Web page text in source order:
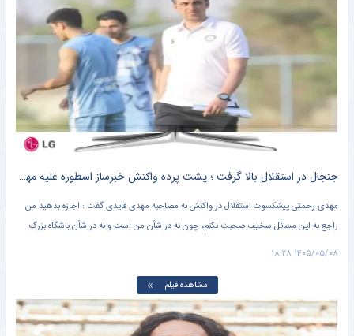
خبرگزاری مهر علی تاجیک و مهرداد یوسفی در کادر فنی تیم ملی تکواندو قزاقستان
خبرگزاری میزان کارخانه پول‌سازی لایپزیگ؛ کلاس آموزشی باشگاه‌داری
لیونل مسی خداحافظی می‌کند؟ اجازه بدهید لذت ببرد و خودش تصمیم بگیرد!
جنجال در استقلال بالا گرفت ؛ پشت پرده واکنش خبرساز اسطوره علیه مهدی قایدی + کلیپ پربازدید
مهدی رحمتی پیشکسوت استقلال در واکنش به مصاحبه مهدی قایدی گفت : اجازه بدهید من
راجع به این مسائل سخیف صحبت نکنم، چون نه در شأن من است و نه در شأن باشگاه بزرگ
۱۴۰۵/۰۵/۰۸ ۱۸:۲۸
مشاهده فیلم